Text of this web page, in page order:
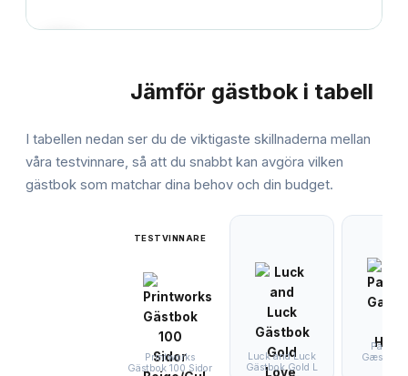
Jämför gästbok i tabell
I tabellen nedan ser du de viktigaste skillnaderna mellan
våra testvinnare, så att du snabbt kan avgöra vilken
gästbok som matchar dina behov och din budget.
TESTVINNARE
Printworks
Gästbok 100 Sidor
Luck and Luck
Gästbok Gold L